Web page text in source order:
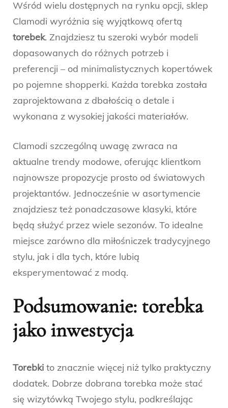
Wśród wielu dostępnych na rynku opcji, sklep
Clamodi wyróżnia się wyjątkową ofertą
torebek. Znajdziesz tu szeroki wybór modeli
dopasowanych do różnych potrzeb i
preferencji – od minimalistycznych kopertówek
po pojemne shopperki. Każda torebka została
zaprojektowana z dbałością o detale i
wykonana z wysokiej jakości materiałów.
Clamodi szczególną uwagę zwraca na
aktualne trendy modowe, oferując klientkom
najnowsze propozycje prosto od światowych
projektantów. Jednocześnie w asortymencie
znajdziesz też ponadczasowe klasyki, które
będą służyć przez wiele sezonów. To idealne
miejsce zarówno dla miłośniczek tradycyjnego
stylu, jak i dla tych, które lubią
eksperymentować z modą.
Podsumowanie: torebka
jako inwestycja
Torebki to znacznie więcej niż tylko praktyczny
dodatek. Dobrze dobrana torebka może stać
się wizytówką Twojego stylu, podkreślając